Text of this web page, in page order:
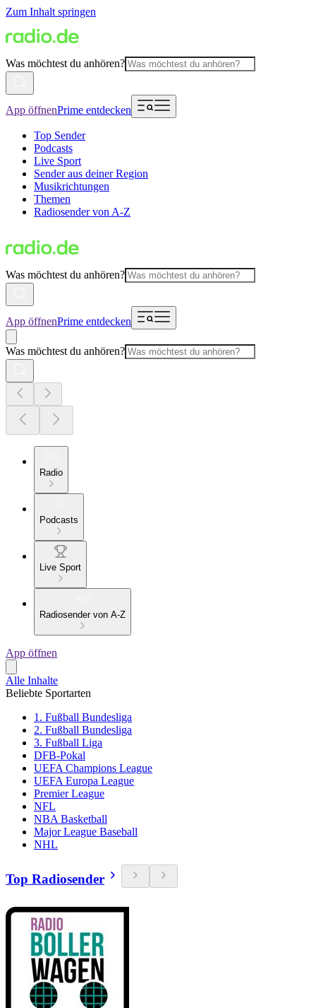
Zum Inhalt springen
Was möchtest du anhören?
App öffnenPrime entdecken
Top Sender
Podcasts
Live Sport
Sender aus deiner Region
Musikrichtungen
Themen
Radiosender von A-Z
Was möchtest du anhören?
App öffnenPrime entdecken
Was möchtest du anhören?
Radio
Podcasts
Live Sport
Radiosender von A-Z
App öffnen
Alle Inhalte
Beliebte Sportarten
1. Fußball Bundesliga
2. Fußball Bundesliga
3. Fußball Liga
DFB-Pokal
UEFA Champions League
UEFA Europa League
Premier League
NFL
NBA Basketball
Major League Baseball
NHL
Top Radiosender